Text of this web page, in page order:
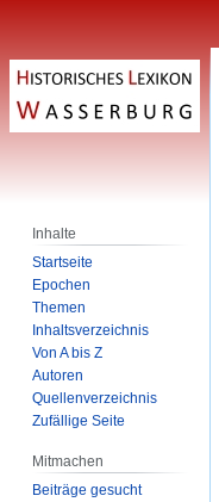
Inhalte
Startseite
Epochen
Themen
Inhaltsverzeichnis
Von A bis Z
Autoren
Quellenverzeichnis
Zufällige Seite
Mitmachen
Beiträge gesucht